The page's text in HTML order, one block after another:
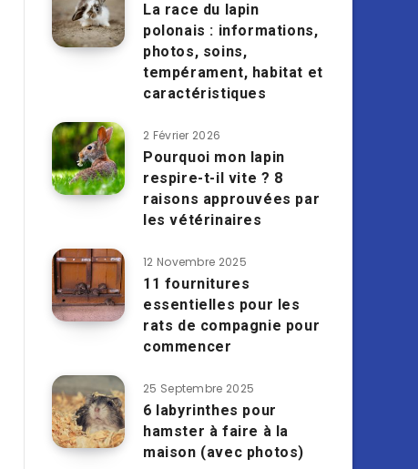
La race du lapin
polonais : informations,
photos, soins,
tempérament, habitat et
caractéristiques
2 Février 2026
Pourquoi mon lapin
respire-t-il vite ? 8
raisons approuvées par
les vétérinaires
12 Novembre 2025
11 fournitures
essentielles pour les
rats de compagnie pour
commencer
25 Septembre 2025
6 labyrinthes pour
hamster à faire à la
maison (avec photos)